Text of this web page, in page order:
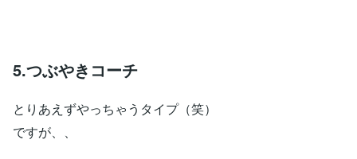
5.つぶやきコーチ
とりあえずやっちゃうタイプ（笑）
ですが、、